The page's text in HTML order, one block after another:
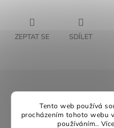
Tento web používá
procházením tohoto webu
používáním..
ZEPTAT SE SDÍLET
Individuální přístup